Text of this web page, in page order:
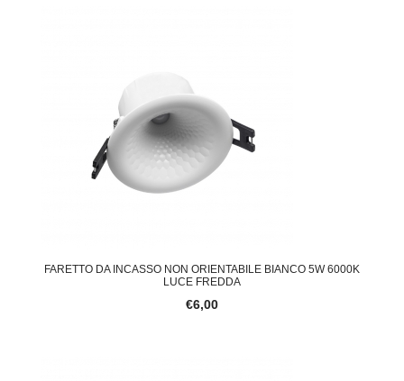
FARETTO DA INCASSO NON ORIENTABILE BIANCO 5W 6000K
LUCE FREDDA
€6,00